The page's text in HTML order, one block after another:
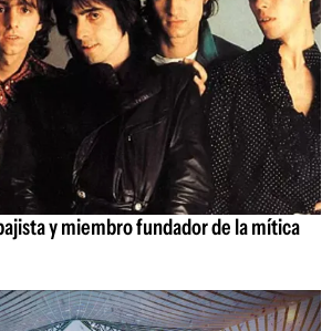
y miembro fundador de la mítica